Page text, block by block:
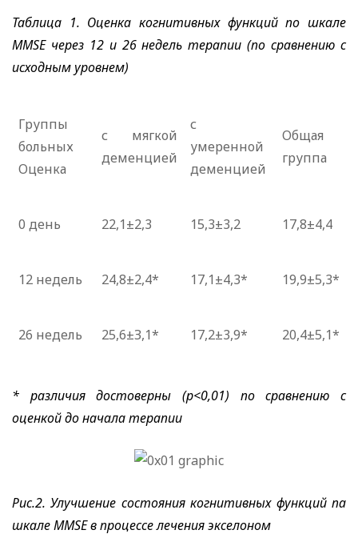
Таблица 1. Оценка когнитивных функций по шкале
MMSEчерез 12 и 26 недель терапии (по сравнению с
исходным уровнем)
Группы
больных
Оценка
с мягкой
деменцией
с
умеренной
деменцией
Общая
группа
0 день 22,1±2,3 15,3±3,2 17,8±4,4
12 недель 24,8±2,4* 17,1±4,3* 19,9±5,3*
26 недель 25,6±З,1* 17,2±3,9* 20,4±5,1*
* различия достоверны
(р<0,01) по сравнению с
оценкой до начала терапии
Рис.2. Улучшение состояния когнитивных функций па
шкалеMMSEв процессе лечения экселоном